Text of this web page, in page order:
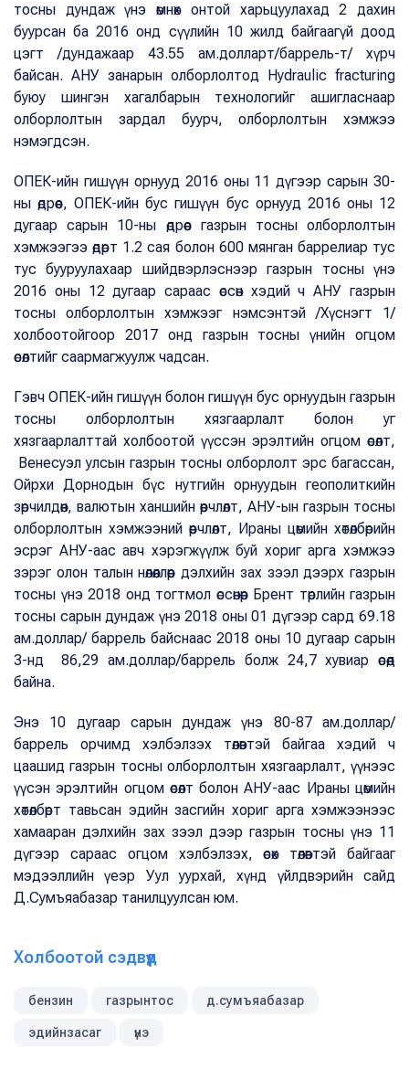
тосны дундаж үнэ өмнөх онтой харьцуулахад 2 дахин
буурсан ба 2016 онд сүүлийн 10 жилд байгаагүй доод
цэгт /дундажаар 43.55 ам.долларт/баррель-т/ хүрч
байсан. АНУ занарын олборлолтод Hydraulic fracturing
буюу шингэн хагалбарын технологийг ашигласнаар
олборлолтын зардал буурч, олборлолтын хэмжээ
нэмэгдсэн.
ОПЕК-ийн гишүүн орнууд 2016 оны 11 дүгээр сарын 30-
ны өдрөөс, ОПЕК-ийн бус гишүүн бус орнууд 2016 оны 12
дугаар сарын 10-ны өдрөөс газрын тосны олборлолтын
хэмжээгээ өдөрт 1.2 сая болон 600 мянган баррелиар тус
тус бууруулахаар шийдвэрлэснээр газрын тосны үнэ
2016 оны 12 дугаар сараас өссөн хэдий ч АНУ газрын
тосны олборлолтын хэмжээг нэмсэнтэй /Хүснэгт 1/
холбоотойгоор 2017 онд газрын тосны үнийн огцом
өсөлтийг саармагжуулж чадсан.
Гэвч ОПЕК-ийн гишүүн болон гишүүн бус орнуудын газрын
тосны олборлолтын хязгаарлалт болон уг
хязгаарлалттай холбоотой үүссэн эрэлтийн огцом өсөлт,
Венесуэл улсын газрын тосны олборлолт эрс багассан,
Ойрхи Дорнодын бүс нутгийн орнуудын геополиткийн
зөрчилдөөн, валютын ханшийн өөрчлөлт, АНУ-ын газрын тосны
олборлолтын хэмжээний өөрчлөлт, Ираны цөмийн хөтөлбөрийн
эсрэг АНУ-аас авч хэрэгжүүлж буй хориг арга хэмжээ
зэрэг олон талын нөлөөллөөр дэлхийн зах зээл дээрх газрын
тосны үнэ 2018 онд тогтмол өссөнөөр Брент төрлийн газрын
тосны сарын дундаж үнэ 2018 оны 01 дүгээр сард 69.18
ам.доллар/ баррель байснаас 2018 оны 10 дугаар сарын
3-нд 86,29 ам.доллар/баррель болж 24,7 хувиар өсөөд
байна.
Энэ 10 дугаар сарын дундаж үнэ 80-87 ам.доллар/
баррель орчимд хэлбэлзэх төлөвтэй байгаа хэдий ч
цаашид газрын тосны олборлолтын хязгаарлалт, үүнээс
үүсэн эрэлтийн огцом өсөлт болон АНУ-аас Ираны цөмийн
хөтөлбөрт тавьсан эдийн засгийн хориг арга хэмжээнээс
хамааран дэлхийн зах зээл дээр газрын тосны үнэ 11
дүгээр сараас огцом хэлбэлзэх, өсөх төлөвтэй байгааг
мэдээллийн үеэр Уул уурхай, хүнд үйлдвэрийн сайд
Д.Сумъяабазар танилцуулсан юм.
Холбоотой сэдвүүд
бензин газрынтос д.сумъяабазар
эдийнзасаг үнэ